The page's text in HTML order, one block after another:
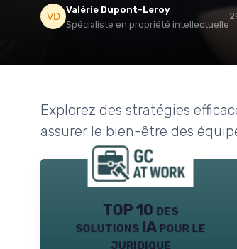
Valérie Dupont-Leroy
Spécialiste en propriété intellectuelle
Explorez des stratégies
assurer le bien-être des
TOP 10 des
solutions IA pour le
juridique